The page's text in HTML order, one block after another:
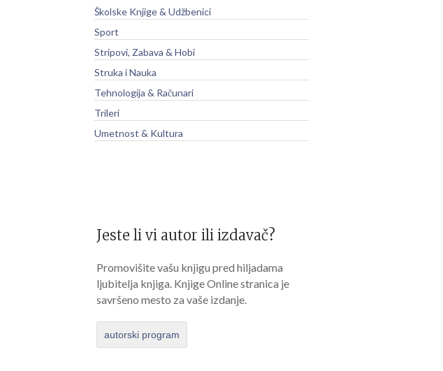
Školske Knjige & Udžbenici
Sport
Stripovi, Zabava & Hobi
Struka i Nauka
Tehnologija & Računari
Trileri
Umetnost & Kultura
Jeste li vi autor ili izdavač?
Promovišite vašu knjigu pred hiljadama
ljubitelja knjiga. Knjige Online stranica je
savršeno mesto za vaše izdanje.
autorski program